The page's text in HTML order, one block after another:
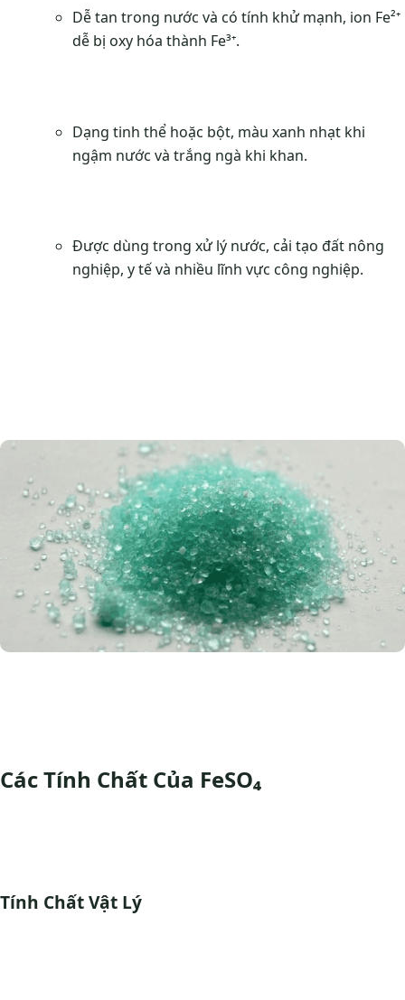
Dễ tan trong nước và có tính khử mạnh, ion Fe²⁺
dễ bị oxy hóa thành Fe³⁺.
Dạng tinh thể hoặc bột, màu xanh nhạt khi
ngậm nước và trắng ngà khi khan.
Được dùng trong xử lý nước, cải tạo đất nông
nghiệp, y tế và nhiều lĩnh vực công nghiệp.
Các Tính Chất Của FeSO₄
Tính Chất Vật Lý